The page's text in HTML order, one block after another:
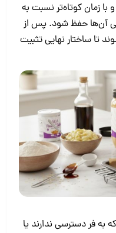
را در فر ۱۸۰ درجه و با زمان کوتاه‌تر نسبت به
آن‌ها حفظ شود. پس از
تا ساختار نهایی تثبیت
به فر دسترسی ندارند یا